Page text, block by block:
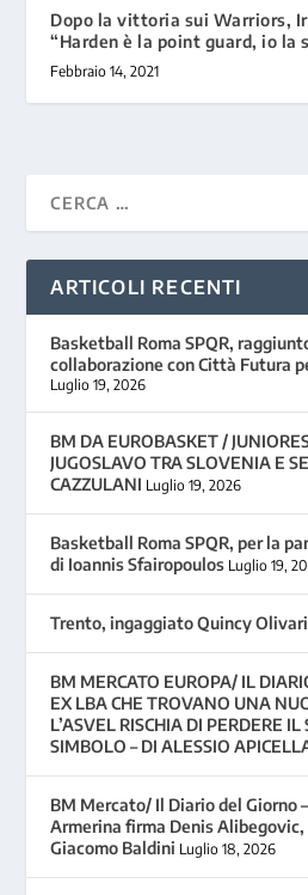
Dopo la vittoria sui Warriors,
“Harden è la point guard, io la
Febbraio 14, 2021
ARTICOLI RECENTI
Basketball Roma SPQR,
collaborazione con Città Futura
Luglio 19, 2026
BM DA EUROBASKET /
JUGOSLAVO TRA SLOVENIA E
CAZZULANI Luglio 19, 2026
Basketball Roma SPQR, per la
di Ioannis Sfairopoulos Luglio 19,
Trento, ingaggiato Quincy Olivari
BM MERCATO EUROPA/ IL
EX LBA CHE TROVANO UNA
L’ASVEL RISCHIA DI PERDERE IL
SIMBOLO – DI ALESSIO
BM Mercato/ Il Diario del Giorno
Armerina firma Denis Alibegovic,
Giacomo Baldini Luglio 18, 2026